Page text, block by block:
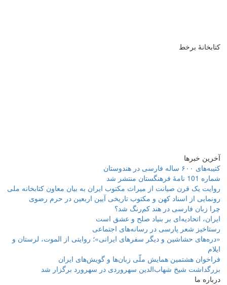
کتابخانۀ برخط
آخرین خبرها
کتیبه‌های ۶۰۰ ساله فارسی در هندوستان
شماره 101 نامۀ فرهنگستان منتشر شد
روایت یک قرن صیانت از میراث مکتوب ایران به بیان معاون کتابخانه ملی
رونمایی از اسناد کهن و مکتوب تاریخی آیین اربعین در حرم رضوی
چرا زبان فارسی در هند کم‌رنگ شد؟
ایران، اتحادیه‌ای بر بنیاد صلح و عشق است
رستاخیز شعر پارسی در رسانه‌های اجتماعی
«دره‌های حشاشین و دیگر سفرهای ایرانی»؛ روایتی از الموت، لرستان و
ایلام
فراخوان هشتمین همایش ملّی زبان‌ها و گویش‌های ایران
بزرگداشت شیخ شهاب‌الدین سهروردی در سهرورد برگزار شد
درباره ما